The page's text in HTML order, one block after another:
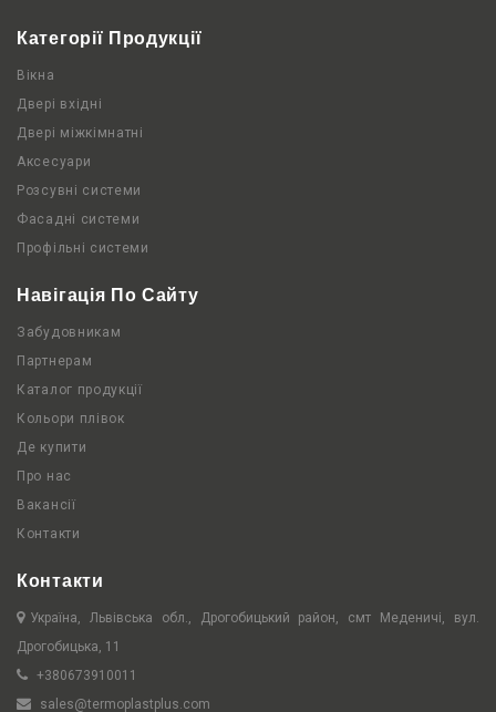
Категорії Продукції
Вікна
Двері вхідні
Двері міжкімнатні
Аксесуари
Розсувні системи
Фасадні системи
Профільні системи
Навігація По Сайту
Забудовникам
Партнерам
Каталог продукції
Кольори плівок
Де купити
Про нас
Вакансії
Контакти
Контакти
Україна, Львівська обл., Дрогобицький район, смт Меденичі, вул.
Дрогобицька, 11
+380673910011
sales@termoplastplus.com